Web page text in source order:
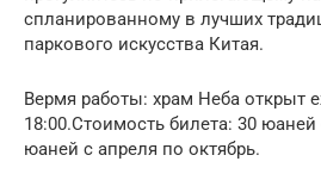
спланированному в лучших
паркового искусства Китая.
Вермя работы: храм Неба открыт
18:00.Стоимость билета: 30
юаней с апреля по октябрь.